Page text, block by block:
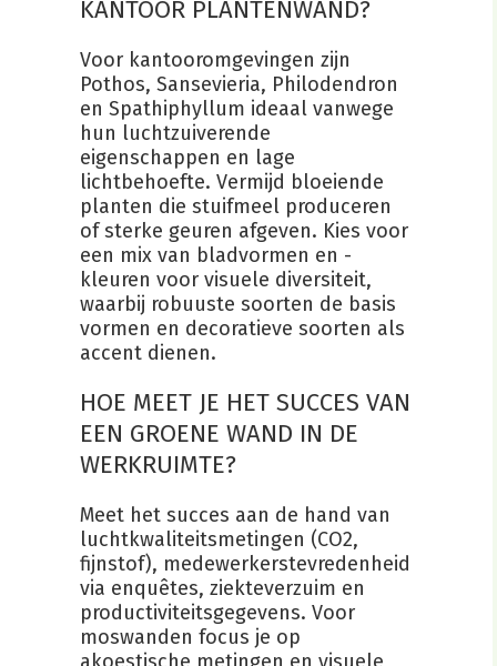
KANTOOR PLANTENWAND?
Voor kantooromgevingen zijn
Pothos, Sansevieria, Philodendron
en Spathiphyllum ideaal vanwege
hun luchtzuiverende
eigenschappen en lage
lichtbehoefte. Vermijd bloeiende
planten die stuifmeel produceren
of sterke geuren afgeven. Kies voor
een mix van bladvormen en -
kleuren voor visuele diversiteit,
waarbij robuuste soorten de basis
vormen en decoratieve soorten als
accent dienen.
HOE MEET JE HET SUCCES VAN
EEN GROENE WAND IN DE
WERKRUIMTE?
Meet het succes aan de hand van
luchtkwaliteitsmetingen (CO2,
fijnstof), medewerkerstevredenheid
via enquêtes, ziekteverzuim en
productiviteitsgegevens. Voor
moswanden focus je op